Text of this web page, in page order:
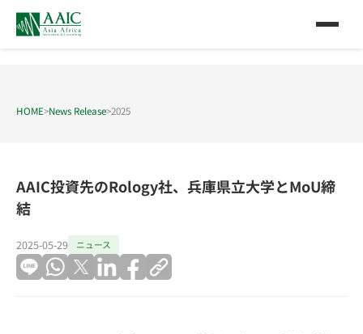
HOME>News Release>2025
AAIC投資先のRology社、兵庫県立大学とMoU締
結
2025-05-29 ニュース